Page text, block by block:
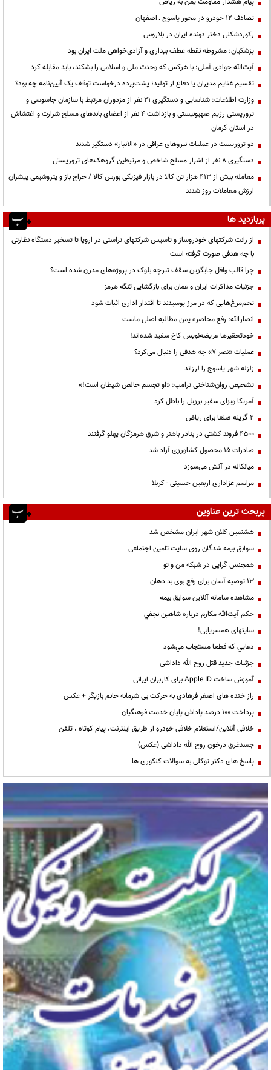
تصادف ۱۲ خودرو در محور یاسوج ـ اصفهان
رکوردشکنی دختر دونده ایران در بلاروس
پزشکیان: مشروطه نقطه عطف بیداری و آزادی‌خواهی ملت ایران بود
آیت‌الله جوادی آملی: با هرکس که وحدت ملی و اسلامی را بشکند، باید مقابله کرد
تقسیم غنایم مدیران یا دفاع از تولید؛ پشت‌پرده درخواست توقف یک آیین‌نامه چه بود؟
وزارت اطلاعات: شناسایی و دستگیری ۲۱ نفر از مزدوران مرتبط با سازمان جاسوسی و
تروریستی رژیم صهیونیستی و بازداشت ۴ نفر از اعضای باندهای مسلح شرارت و اغتشاش
در استان کرمان
دو تروریست در عملیات نیروهای عراقی در «الانبار» دستگیر شدند
دستگیری ۸ نفر از اشرار مسلح شاخص و مرتبطین گروهک‌های تروریستی
معامله بیش از ۴۱۳ هزار تن کالا در بازار فیزیکی بورس کالا / حراج باز و پتروشیمی پیشران
ارزش معاملات روز شدند
پربازدید ها
از رانت‌ شرکتهای خودروساز و تاسیس شرکتهای تراستی در اروپا تا تسخیر دستگاه نظارتی
با چه هدفی صورت گرفته است
چرا قالب وافل جایگزین سقف تیرچه بلوک در پروژه‌های مدرن شده است؟
جزئیات مذاکرات ایران و عمان برای بازگشایی تنگه هرمز
تخم‌مرغ‌هایی که در مرز پوسیدند تا اقتدار اداری اثبات شود
انصارالله: رفع محاصره یمن مطالبه اصلی ماست
خودتحقیرها عریضه‌نویس کاخ سفید شده‌اند!
عملیات «نصر ۷» چه هدفی را دنبال می‌کرد؟
زلزله شهر یاسوج را لرزاند
تشخیص روان‌شناختی ترامپ: «او تجسم خالص شیطان است!»
آمریکا ویزای سفیر برزیل را باطل کرد
۲ گزینه صنعا برای ریاض
۴۵۰۰ فروند کشتی در بنادر باهنر و شرق هرمزگان پهلو گرفتند
صادرات ۱۵ محصول کشاورزی آزاد شد
میانکاله در آتش می‌سوزد
مراسم عزاداری اربعین حسینی - کربلا
پربحث ترین عناوین
هشتمین کلان شهر ایران مشخص شد
سوابق بیمه شدگان روی سایت تامین اجتماعی
همجنس گرایی در شبکه من و تو
13 توصیه آسان برای رفع بوی بد دهان
مشاهده سامانه آنلاين سوابق بیمه
حكم آيت‌الله مكارم درباره شاهين نجفي
سایتهای همسریابی!
دعايي كه قطعا مستجاب مي‌شود
جزئیات جدید قتل روح الله داداشی
آموزش ساخت Apple ID برای کاربران ایرانی
راز خنده های اصغر فرهادی به حرکت بی شرمانه خانم بازیگر + عکس
پرداخت ۱۰۰ درصد پاداش پایان خدمت فرهنگیان
خلافی آنلاین/استعلام خلافی خودرو از طریق اینترنت، پیام کوتاه ، تلفن
جسدغرق درخون روح الله داداشی (عکس)
پاسخ های دکتر توکلی به سوالات کنکوری ها